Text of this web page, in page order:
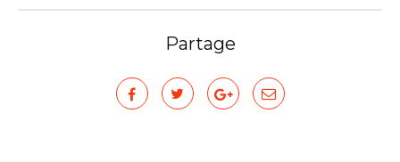
Partage